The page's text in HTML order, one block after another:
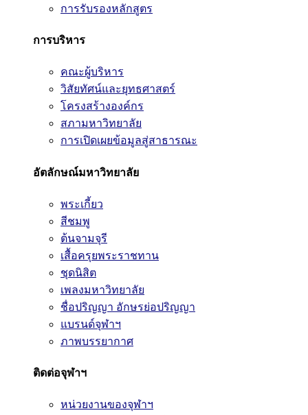
การรับรองหลักสูตร
การบริหาร
คณะผู้บริหาร
วิสัยทัศน์และยุทธศาสตร์
โครงสร้างองค์กร
สภามหาวิทยาลัย
การเปิดเผยข้อมูลสู่สาธารณะ
อัตลักษณ์มหาวิทยาลัย
พระเกี้ยว
สีชมพู
ต้นจามจุรี
เสื้อครุยพระราชทาน
ชุดนิสิต
เพลงมหาวิทยาลัย
ชื่อปริญญา อักษรย่อปริญญา
แบรนด์จุฬาฯ
ภาพบรรยากาศ
ติดต่อจุฬาฯ
หน่วยงานของจุฬาฯ